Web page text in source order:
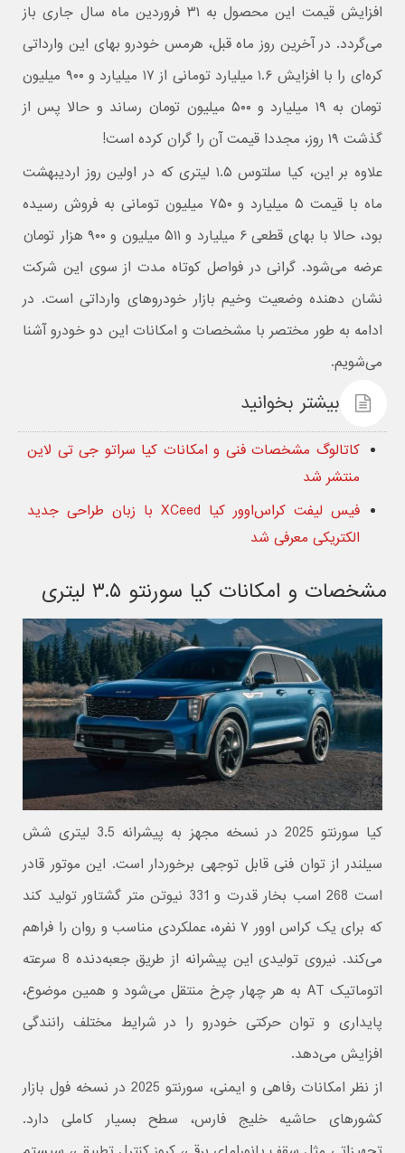
افزایش قیمت این محصول به ۳۱ فروردین ماه سال جاری باز
می‌گردد. در آخرین روز ماه قبل، هرمس خودرو بهای این وارداتی
کره‌ای را با افزایش ۱.۶ میلیارد تومانی از ۱۷ میلیارد و ۹۰۰ میلیون
تومان به ۱۹ میلیارد و ۵۰۰ میلیون تومان رساند و حالا پس از
گذشت ۱۹ روز، مجددا قیمت آن را گران کرده است!
علاوه بر این، کیا سلتوس ۱.۵ لیتری که در اولین روز اردیبهشت
ماه با قیمت ۵ میلیارد و ۷۵۰ میلیون تومانی به فروش رسیده
بود، حالا با بهای قطعی ۶ میلیارد و ۵۱۱ میلیون و ۹۰۰ هزار تومان
عرضه می‌شود. گرانی در فواصل کوتاه مدت از سوی این شرکت
نشان دهنده وضعیت وخیم بازار خودروهای وارداتی است. در
ادامه به طور مختصر با مشخصات و امکانات این دو خودرو آشنا
می‌شویم.
بیشتر بخوانید
کاتالوگ مشخصات فنی و امکانات کیا سراتو جی تی لاین
منتشر شد
فیس لیفت کراس‌اوور کیا XCeed با زبان طراحی جدید
الکتریکی معرفی شد
مشخصات و امکانات کیا سورنتو ۳.۵ لیتری
کیا سورنتو 2025 در نسخه مجهز به پیشرانه 3.5 لیتری شش
سیلندر از توان فنی قابل توجهی برخوردار است. این موتور قادر
است 268 اسب بخار قدرت و 331 نیوتن‌ متر گشتاور تولید کند
که برای یک کراس‌ اوور ۷ نفره، عملکردی مناسب و روان را فراهم
می‌کند. نیروی تولیدی این پیشرانه از طریق جعبه‌دنده 8 سرعته
اتوماتیک AT به هر چهار چرخ منتقل می‌شود و همین موضوع،
پایداری و توان حرکتی خودرو را در شرایط مختلف رانندگی
افزایش می‌دهد.
از نظر امکانات رفاهی و ایمنی، سورنتو 2025 در نسخه فول بازار
کشورهای حاشیه خلیج فارس، سطح بسیار کاملی دارد.